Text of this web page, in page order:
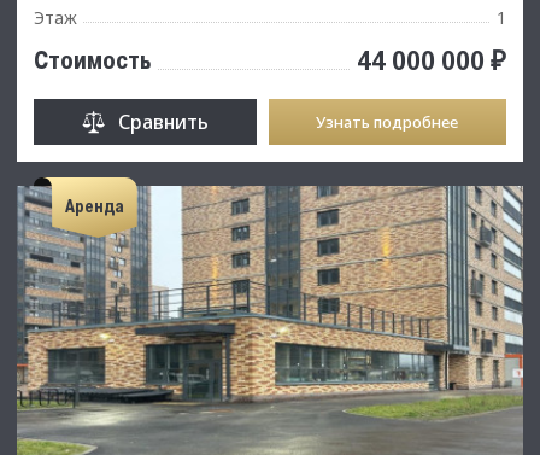
Этаж
1
Стоимость 44 000 000 ₽
Сравнить Узнать подробнее
Аренда